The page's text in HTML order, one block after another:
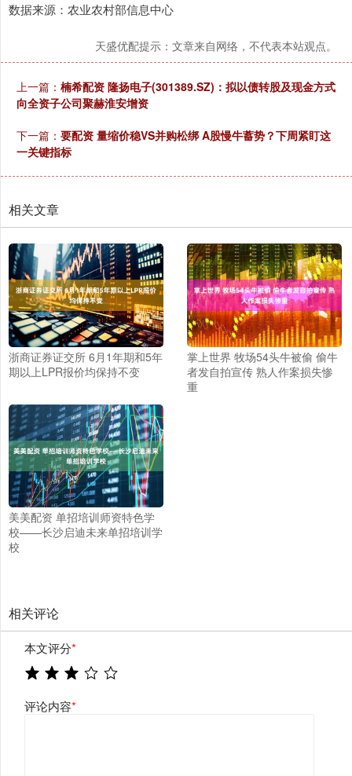
数据来源：农业农村部信息中心
天盛优配提示：文章来自网络，不代表本站观点。
上一篇： 楠希配资 隆扬电子(301389.SZ)：拟以债转股及现金方式
向全资子公司聚赫淮安增资
下一篇： 要配资 量缩价稳VS并购松绑 A股慢牛蓄势？下周紧盯这
一关键指标
相关文章
浙商证券证交所 6月1年期和5年
期以上LPR报价均保持不变
掌上世界 牧场54头牛被偷 偷牛
者发自拍宣传 熟人作案损失惨
重
美美配资 单招培训师资特色学
校——长沙启迪未来单招培训学
校
相关评论
本文评分*
评论内容*